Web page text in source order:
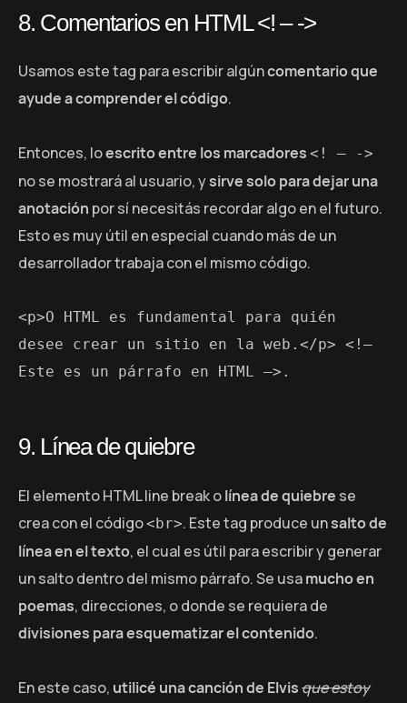
8. Comentarios en HTML <! – ->
Usamos este tag para escribir algúncomentario que
ayude a comprender el código.
Entonces, loescrito entre los marcadores <! – ->
no se mostrará al usuario, ysirve solo para dejar una
anotación por sí necesitás recordar algo en el futuro.
Esto es muy útil en especial cuando más de un
desarrollador trabaja con el mismo código.
<p>O HTML es fundamental para quién
desee crear un sitio en la web.</p> <!–
Este es un párrafo en HTML –>.
9. Línea de quiebre
El elemento HTML line break olínea de quiebre se
crea con el código<br>. Este tag produce unsalto de
línea en el texto, el cual es útil para escribir y generar
un salto dentro del mismo párrafo. Se usamucho en
poemas, direcciones, o donde se requiera de
divisiones para esquematizar el contenido.
En este caso, utilicé una canción de Elvisque estoy